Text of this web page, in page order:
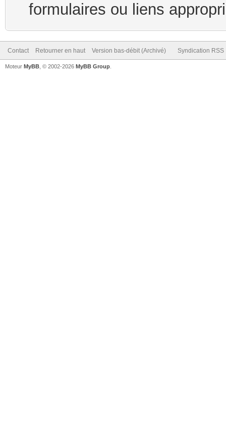
formulaires ou liens
Contact Retourner en haut Version bas-débit (Archivé) Syndication RSS
Moteur MyBB , © 2002-2026 MyBB Group